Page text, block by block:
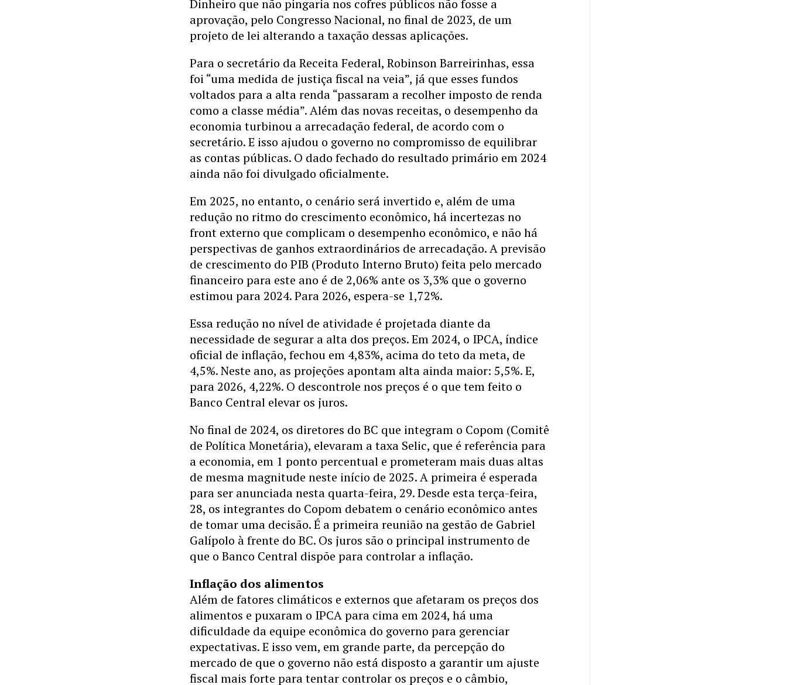
Dinheiro que não pingaria nos cofres públicos não fosse a
aprovação, pelo Congresso Nacional, no final de 2023, de um
projeto de lei alterando a taxação dessas aplicações.
Para o secretário da Receita Federal, Robinson Barreirinhas, essa
foi “uma medida de justiça fiscal na veia”, já que esses fundos
voltados para a alta renda “passaram a recolher imposto de renda
como a classe média”. Além das novas receitas, o desempenho da
economia turbinou a arrecadação federal, de acordo com o
secretário. E isso ajudou o governo no compromisso de equilibrar
as contas públicas. O dado fechado do resultado primário em 2024
ainda não foi divulgado oficialmente.
Em 2025, no entanto, o cenário será invertido e, além de uma
redução no ritmo do crescimento econômico, há incertezas no
front externo que complicam o desempenho econômico, e não há
perspectivas de ganhos extraordinários de arrecadação. A previsão
de crescimento do PIB (Produto Interno Bruto) feita pelo mercado
financeiro para este ano é de 2,06% ante os 3,3% que o governo
estimou para 2024. Para 2026, espera-se 1,72%.
Essa redução no nível de atividade é projetada diante da
necessidade de segurar a alta dos preços. Em 2024, o IPCA, índice
oficial de inflação, fechou em 4,83%, acima do teto da meta, de
4,5%. Neste ano, as projeções apontam alta ainda maior: 5,5%. E,
para 2026, 4,22%. O descontrole nos preços é o que tem feito o
Banco Central elevar os juros.
No final de 2024, os diretores do BC que integram o Copom (Comitê
de Política Monetária), elevaram a taxa Selic, que é referência para
a economia, em 1 ponto percentual e prometeram mais duas altas
de mesma magnitude neste início de 2025. A primeira é esperada
para ser anunciada nesta quarta-feira, 29. Desde esta terça-feira,
28, os integrantes do Copom debatem o cenário econômico antes
de tomar uma decisão. É a primeira reunião na gestão de Gabriel
Galípolo à frente do BC. Os juros são o principal instrumento de
que o Banco Central dispõe para controlar a inflação.
Inflação dos alimentos
Além de fatores climáticos e externos que afetaram os preços dos
alimentos e puxaram o IPCA para cima em 2024, há uma
dificuldade da equipe econômica do governo para gerenciar
expectativas. E isso vem, em grande parte, da percepção do
mercado de que o governo não está disposto a garantir um ajuste
fiscal mais forte para tentar controlar os preços e o câmbio,